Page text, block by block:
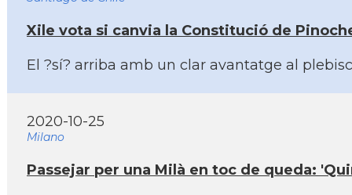
Xile vota si canvia la Constitució de
El ?sí­? arriba amb un clar avantatge al
2020-10-25
Milano
Passejar per una Milà en toc de queda: